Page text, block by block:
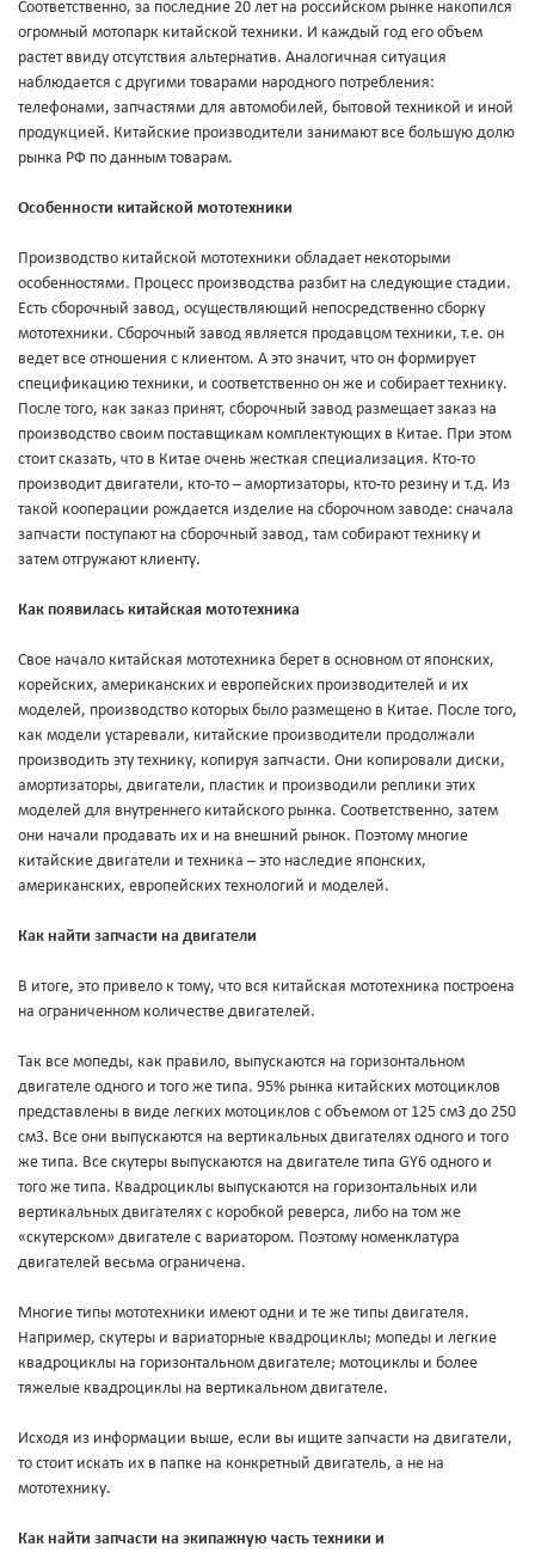
Соответственно, за последние 20 лет на российском рынке накопился
огромный мотопарк китайской техники. И каждый год его объем
растет ввиду отсутствия альтернатив. Аналогичная ситуация
наблюдается с другими товарами народного потребления:
телефонами, запчастями для автомобилей, бытовой техникой и иной
продукцией. Китайские производители занимают все большую долю
рынка РФ по данным товарам.
Особенности китайской мототехники
Производство китайской мототехники обладает некоторыми
особенностями. Процесс производства разбит на следующие стадии.
Есть сборочный завод, осуществляющий непосредственно сборку
мототехники. Сборочный завод является продавцом техники, т.е. он
ведет все отношения с клиентом. А это значит, что он формирует
спецификацию техники, и соответственно он же и собирает технику.
После того, как заказ принят, сборочный завод размещает заказ на
производство своим поставщикам комплектующих в Китае. При этом
стоит сказать, что в Китае очень жесткая специализация. Кто-то
производит двигатели, кто-то – амортизаторы, кто-то резину и т.д. Из
такой кооперации рождается изделие на сборочном заводе: сначала
запчасти поступают на сборочный завод, там собирают технику и
затем отгружают клиенту.
Как появилась китайская мототехника
Свое начало китайская мототехника берет в основном от японских,
корейских, американских и европейских производителей и их
моделей, производство которых было размещено в Китае. После того,
как модели устаревали, китайские производители продолжали
производить эту технику, копируя запчасти. Они копировали диски,
амортизаторы, двигатели, пластик и производили реплики этих
моделей для внутреннего китайского рынка. Соответственно, затем
они начали продавать их и на внешний рынок. Поэтому многие
китайские двигатели и техника – это наследие японских,
американских, европейских технологий и моделей.
Как найти запчасти на двигатели
В итоге, это привело к тому, что вся китайская мототехника построена
на ограниченном количестве двигателей.
Так все мопеды, как правило, выпускаются на горизонтальном
двигателе одного и того же типа. 95% рынка китайских мотоциклов
представлены в виде легких мотоциклов с объемом от 125 см3 до 250
см3. Все они выпускаются на вертикальных двигателях одного и того
же типа. Все скутеры выпускаются на двигателе типа GY6 одного и
того же типа. Квадроциклы выпускаются на горизонтальных или
вертикальных двигателях с коробкой реверса, либо на том же
«скутерском» двигателе с вариатором. Поэтому номенклатура
двигателей весьма ограничена.
Многие типы мототехники имеют одни и те же типы двигателя.
Например, скутеры и вариаторные квадроциклы; мопеды и легкие
квадроциклы на горизонтальном двигателе; мотоциклы и более
тяжелые квадроциклы на вертикальном двигателе.
Исходя из информации выше, если вы ищите запчасти на двигатели,
то стоит искать их в папке на конкретный двигатель, а не на
мототехнику.
Как найти запчасти на экипажную часть техники и